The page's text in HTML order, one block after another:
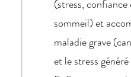
(stress,
sommeil) et
maladie grave
et le stress